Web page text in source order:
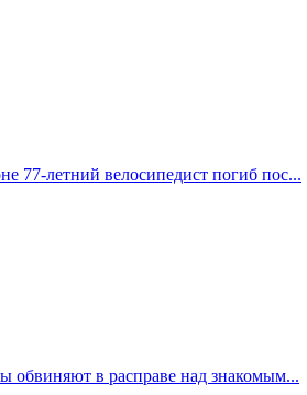
77-летний велосипедист погиб пос...
обвиняют в расправе над знакомым...